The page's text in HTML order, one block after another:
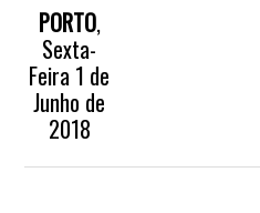
PORTO,
Sexta-
Feira 1 de
Junho de
2018